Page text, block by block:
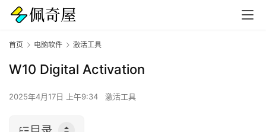
首页 电脑软件 激活工具
W10 Digital Activation
2025年4月17日 上午9:34 激活工具